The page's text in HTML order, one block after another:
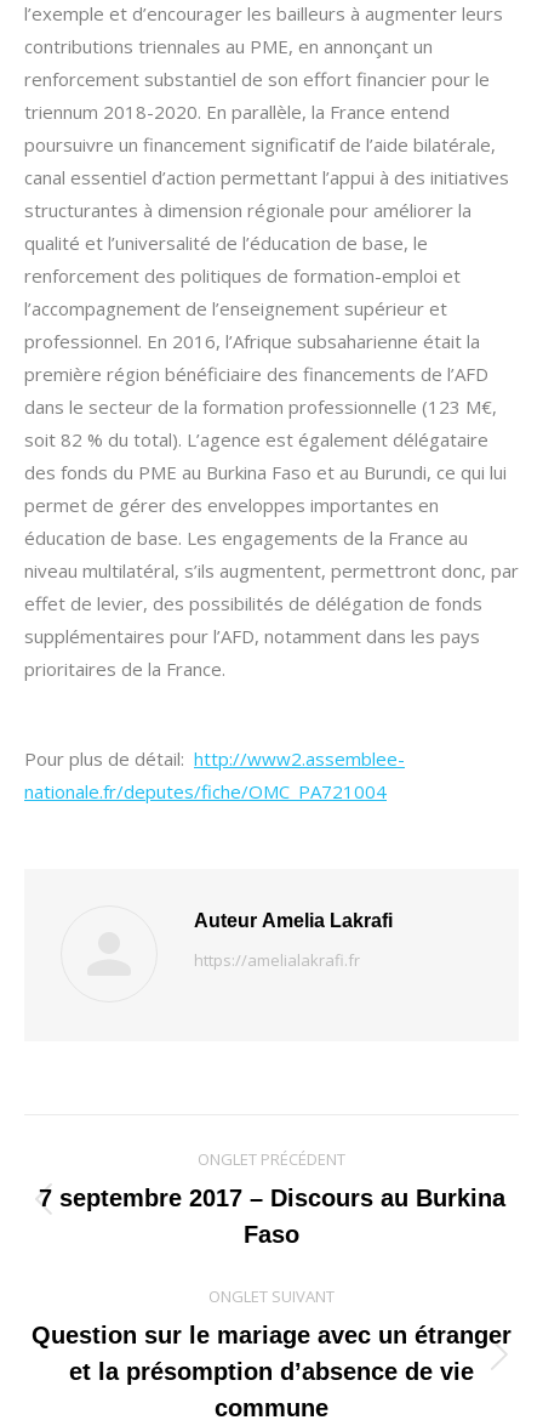
l’exemple et d’encourager les bailleurs à augmenter leurs
contributions triennales au PME, en annonçant un
renforcement substantiel de son effort financier pour le
triennum 2018-2020. En parallèle, la France entend
poursuivre un financement significatif de l’aide bilatérale,
canal essentiel d’action permettant l’appui à des initiatives
structurantes à dimension régionale pour améliorer la
qualité et l’universalité de l’éducation de base, le
renforcement des politiques de formation-emploi et
l’accompagnement de l’enseignement supérieur et
professionnel. En 2016, l’Afrique subsaharienne était la
première région bénéficiaire des financements de l’AFD
dans le secteur de la formation professionnelle (123 M€,
soit 82 % du total). L’agence est également délégataire
des fonds du PME au Burkina Faso et au Burundi, ce qui lui
permet de gérer des enveloppes importantes en
éducation de base. Les engagements de la France au
niveau multilatéral, s’ils augmentent, permettront donc, par
effet de levier, des possibilités de délégation de fonds
supplémentaires pour l’AFD, notamment dans les pays
prioritaires de la France.
Pour plus de détail: http://www2.assemblee-
nationale.fr/deputes/fiche/OMC_PA721004
Auteur Amelia Lakrafi
https://amelialakrafi.fr
de
commentaire
ONGLET PRÉCÉDENT
Onglet
précédent
7 septembre 2017 – Discours au Burkina
Faso
ONGLET SUIVANT
Onglet
suivant
Question sur le mariage avec un étranger
et la présomption d’absence de vie
commune